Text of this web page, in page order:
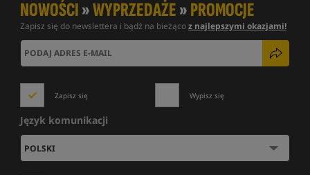
NOWOŚCI»WYPRZEDAŻE»PROMOCJE
Zapisz się do newslettera i bądź na bieżącoz najlepszymi okazjami!
Zapisz się Wypisz się
Język komunikacji